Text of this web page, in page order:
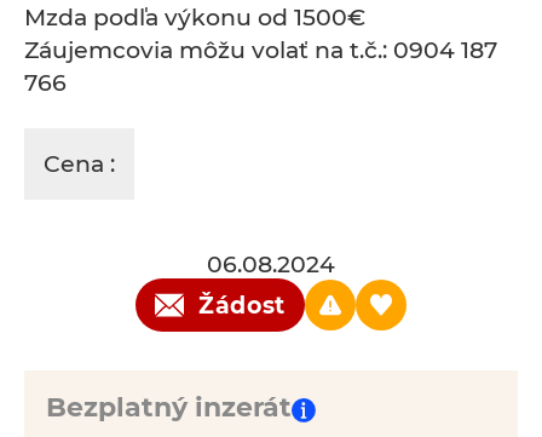
Mzda podľa výkonu od 1500€
Záujemcovia môžu volať na t.č.: 0904 187
766
Cena :
06.08.2024
Žádost
Bezplatný inzerát